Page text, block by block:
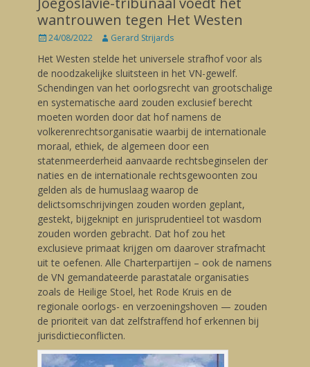
wantrouwen tegen Het Westen
Posted
24/08/2022 Author
Gerard Strijards
Het Westen stelde het universele strafhof voor als
de noodzakelijke sluitsteen in het VN-gewelf.
Schendingen van het oorlogsrecht van grootschalige
en systematische aard zouden exclusief berecht
moeten worden door dat hof namens de
volkerenrechtsorganisatie waarbij de internationale
moraal, ethiek, de algemeen door een
statenmeerderheid aanvaarde rechtsbeginselen der
naties en de internationale rechtsgewoonten zou
gelden als de humuslaag waarop de
delictsomschrijvingen zouden worden geplant,
gestekt, bijgeknipt en jurisprudentieel tot wasdom
zouden worden gebracht. Dat hof zou het
exclusieve primaat krijgen om daarover strafmacht
uit te oefenen. Alle Charterpartijen – ook de namens
de VN gemandateerde parastatale organisaties
zoals de Heilige Stoel, het Rode Kruis en de
regionale oorlogs- en verzoeningshoven — zouden
de prioriteit van dat zelfstraffend hof erkennen bij
jurisdictieconflicten.